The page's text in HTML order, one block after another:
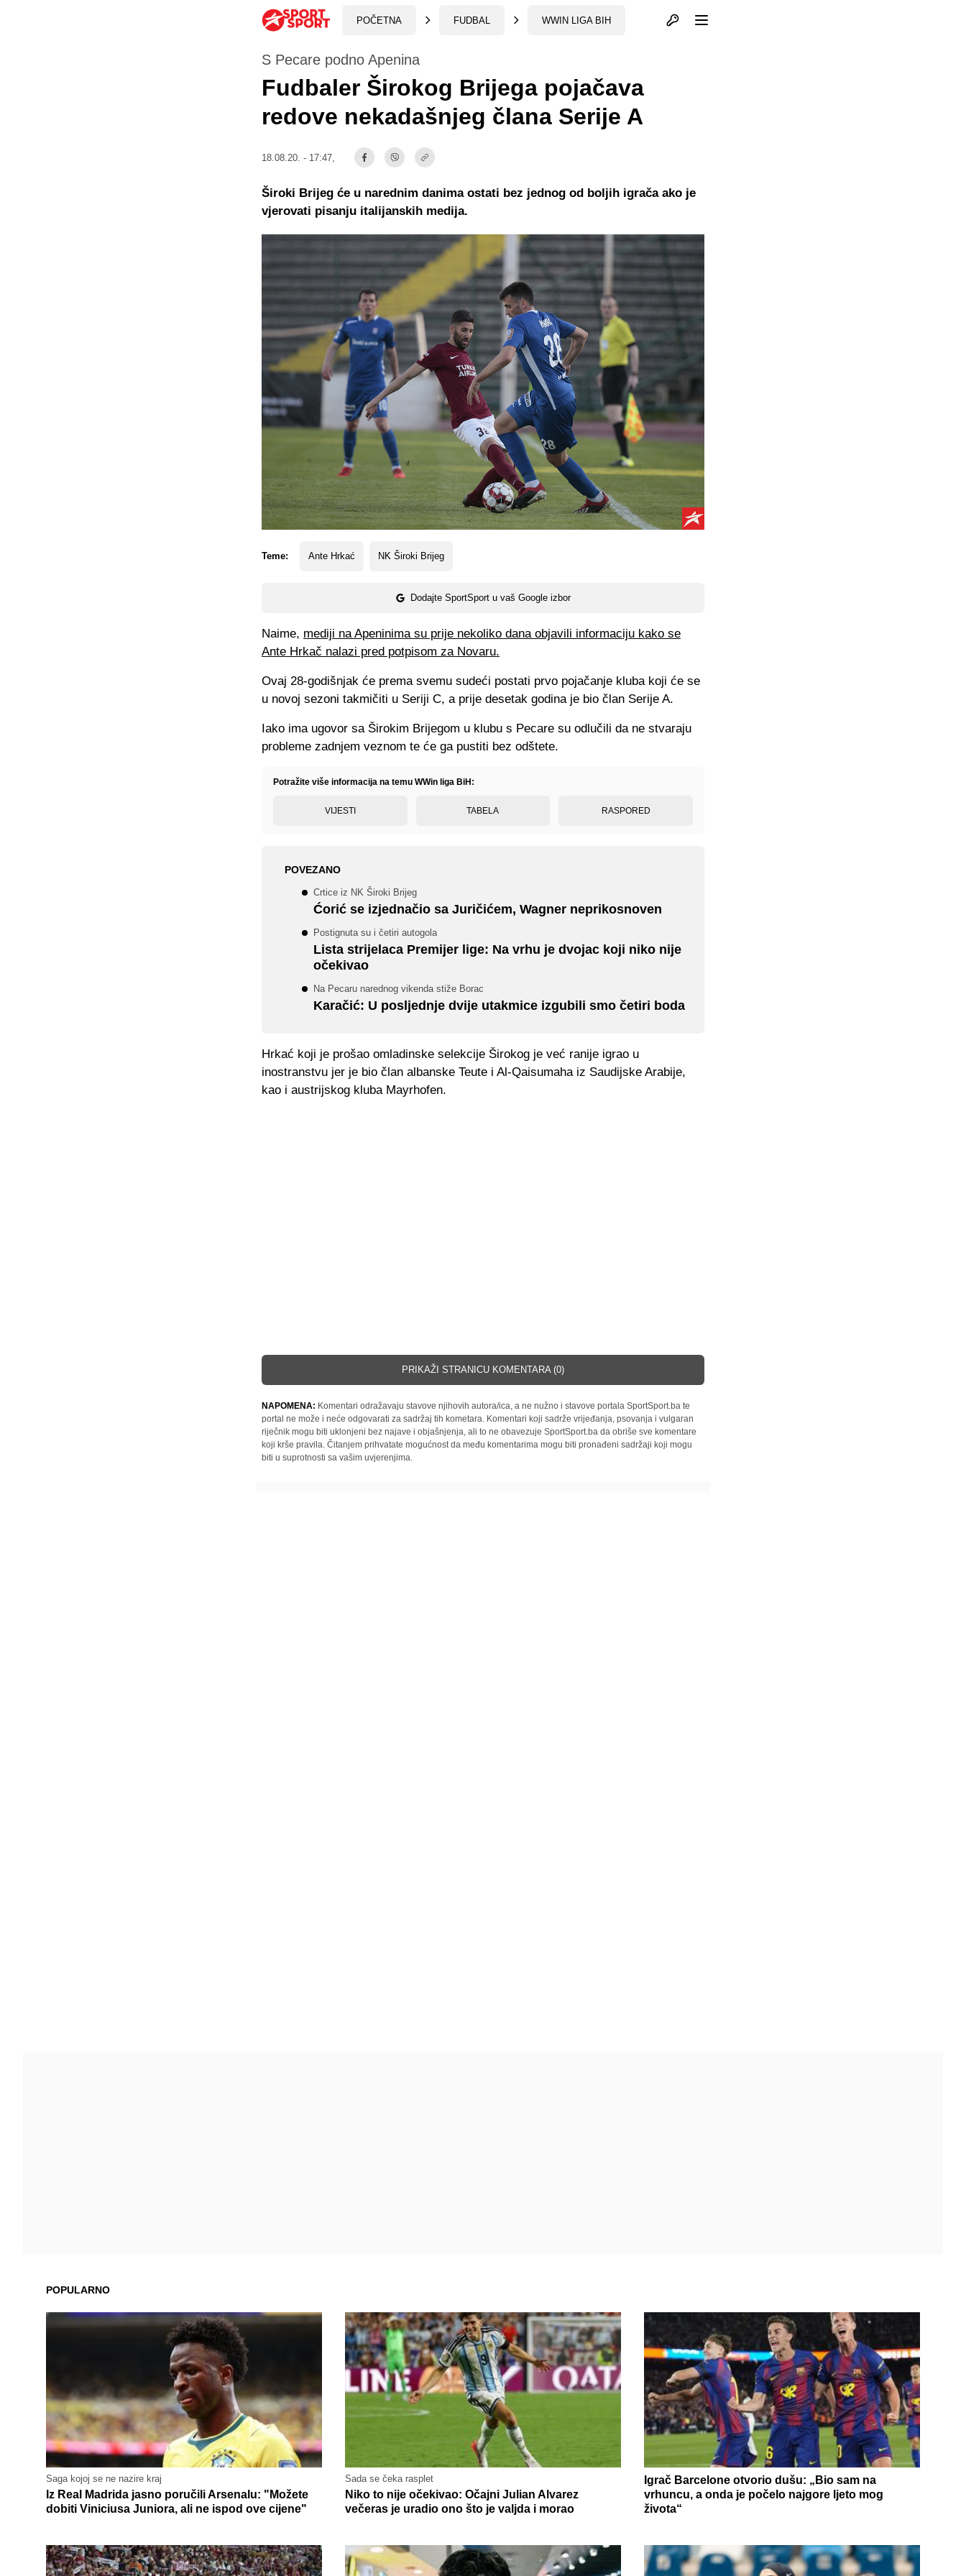
POČETNA FUDBAL WWIN LIGA BIH Otvori profil
S Pecare podno Apenina
Fudbaler Širokog Brijega pojačava
redove nekadašnjeg člana Serije A
18.08.20. - 17:47,
Teme: Ante Hrkać NK Široki Brijeg
Dodajte SportSport u vaš Google izbor
Široki Brijeg će u narednim danima ostati bez jednog od boljih igrača ako je
vjerovati pisanju italijanskih medija.
Naime, mediji na Apeninima su prije nekoliko dana objavili informaciju kako se
Ante Hrkač nalazi pred potpisom za Novaru.
Ovaj 28-godišnjak će prema svemu sudeći postati prvo pojačanje kluba koji će se
u novoj sezoni takmičiti u Seriji C, a prije desetak godina je bio član Serije A.
Iako ima ugovor sa Širokim Brijegom u klubu s Pecare su odlučili da ne stvaraju
probleme zadnjem veznom te će ga pustiti bez odštete.
Potražite više informacija na temu WWin liga BiH:
VIJESTI TABELA RASPORED
POVEZANO
Crtice iz NK Široki Brijeg
Ćorić se izjednačio sa Juričićem, Wagner neprikosnoven
Postignuta su i četiri autogola
Lista strijelaca Premijer lige: Na vrhu je dvojac koji niko nije
očekivao
Na Pecaru narednog vikenda stiže Borac
Karačić: U posljednje dvije utakmice izgubili smo četiri boda
Hrkać koji je prošao omladinske selekcije Širokog je već ranije igrao u
inostranstvu jer je bio član albanske Teute i Al-Qaisumaha iz Saudijske Arabije,
kao i austrijskog kluba Mayrhofen.
PRIKAŽI STRANICU KOMENTARA (0)
NAPOMENA: Komentari odražavaju stavove njihovih autora/ica, a ne nužno i stavove portala SportSport.ba te
portal ne može i neće odgovarati za sadržaj tih kometara. Komentari koji sadrže vrijeđanja, psovanja i vulgaran
riječnik mogu biti uklonjeni bez najave i objašnjenja, ali to ne obavezuje SportSport.ba da obriše sve komentare
koji krše pravila. Čitanjem prihvatate mogućnost da među komentarima mogu biti pronađeni sadržaji koji mogu
biti u suprotnosti sa vašim uvjerenjima.
POPULARNO
Saga kojoj se ne nazire kraj
Iz Real Madrida jasno poručili Arsenalu: "Možete
dobiti Viniciusa Juniora, ali ne ispod ove cijene"
Sada se čeka rasplet
Niko to nije očekivao: Očajni Julian Alvarez
večeras je uradio ono što je valjda i morao
Igrač Barcelone otvorio dušu: „Bio sam na
vrhuncu, a onda je počelo najgore ljeto mog
života“